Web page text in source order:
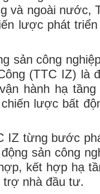
và ngoài nước,
lược phát
sản công
(TTC IZ) là
hành hạ tầng
lược bất
IZ từng bước
sản công
kết hợp hạ
trợ nhà đầu tư.